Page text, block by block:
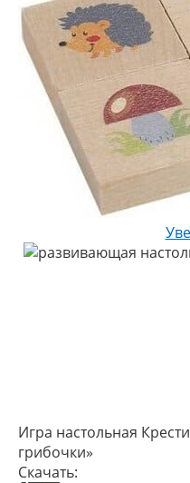
Игра настольная
грибочки»
Скачать: